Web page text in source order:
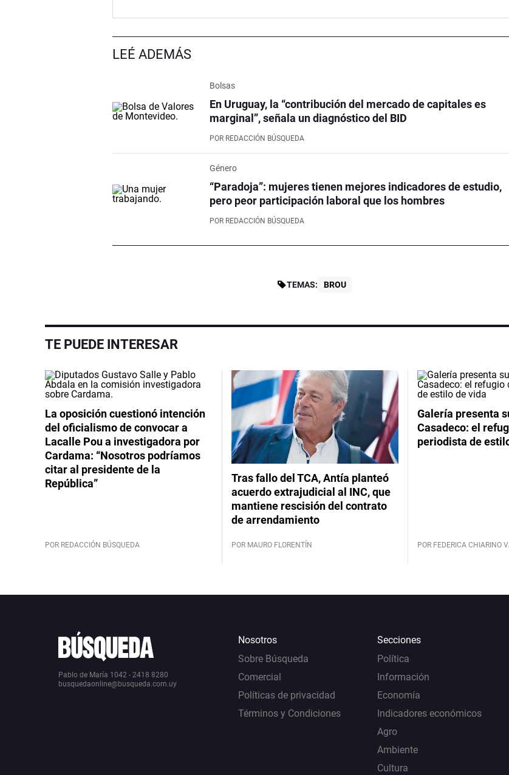
LEÉ ADEMÁS
Bolsas
En Uruguay, la “contribución del mercado de capitales es
marginal”, señala un diagnóstico del BID
POR REDACCIÓN BÚSQUEDA
Género
“Paradoja”: mujeres tienen mejores indicadores de estudio,
pero peor participación laboral que los hombres
POR REDACCIÓN BÚSQUEDA
TEMAS: BROU
TE PUEDE INTERESAR
La oposición cuestionó intención
del oficialismo de convocar a
Lacalle Pou a investigadora por
Cardama: “Nosotros podríamos
citar al presidente de la
República”
POR REDACCIÓN BÚSQUEDA
Tras fallo del TCA, Antía planteó
acuerdo extrajudicial al INC, que
mantiene rescisión del contrato
de arrendamiento
POR MAURO FLORENTÍN
Galería presenta
Casadeco: el
periodista de
POR FEDERICA CHIARINO
Pablo de María 1042 - 2418 8280
busquedaonline@busqueda.com.uy
Nosotros
Sobre Búsqueda
Comercial
Políticas de privacidad
Términos y Condiciones
Secciones
Política
Información
Economía
Indicadores económicos
Agro
Ambiente
Cultura